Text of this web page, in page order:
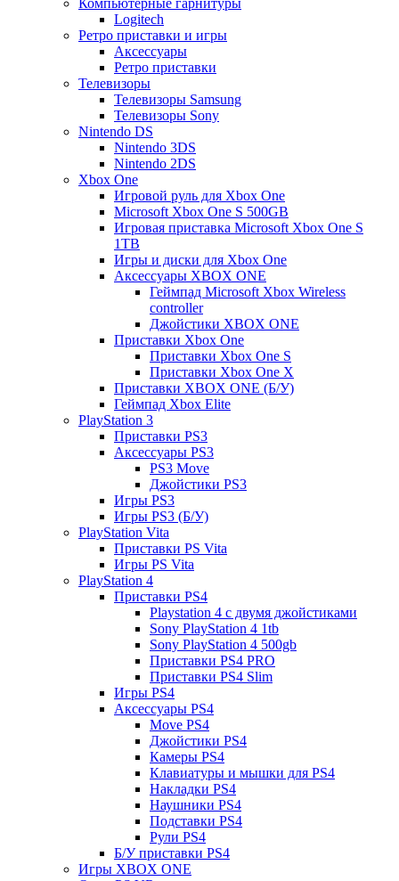
Logitech
Ретро приставки и игры
Аксессуары
Ретро приставки
Телевизоры
Телевизоры Samsung
Телевизоры Sony
Nintendo DS
Nintendo 3DS
Nintendo 2DS
Xbox One
Игровой руль для Xbox One
Microsoft Xbox One S 500GB
Игровая приставка Microsoft Xbox One S
1TB
Игры и диски для Xbox One
Аксессуары XBOX ONE
Геймпад Microsoft Xbox Wireless
controller
Джойстики XBOX ONE
Приставки Xbox One
Приставки Xbox One S
Приставки Xbox One X
Приставки XBOX ONE (Б/У)
Геймпад Xbox Elite
PlayStation 3
Приставки PS3
Аксессуары PS3
PS3 Move
Джойстики PS3
Игры PS3
Игры PS3 (Б/У)
PlayStation Vita
Приставки PS Vita
Игры PS Vita
PlayStation 4
Приставки PS4
Playstation 4 с двумя джойстиками
Sony PlayStation 4 1tb
Sony PlayStation 4 500gb
Приставки PS4 PRO
Приставки PS4 Slim
Игры PS4
Аксессуары PS4
Move PS4
Джойстики PS4
Камеры PS4
Клавиатуры и мышки для PS4
Накладки PS4
Наушники PS4
Подставки PS4
Рули PS4
Б/У приставки PS4
Игры XBOX ONE